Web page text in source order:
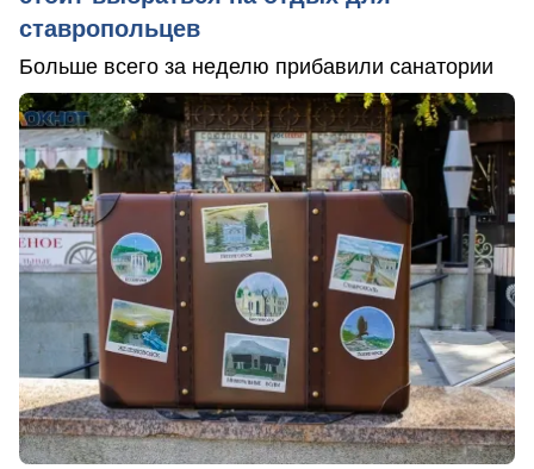
ставропольцев
Больше всего за неделю прибавили санатории